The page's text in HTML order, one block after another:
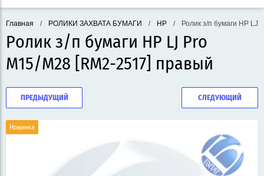
Главная / РОЛИКИ ЗАХВАТА БУМАГИ / HP / Ролик з/п бумаги HP LJ
Ролик з/п бумаги HP LJ Pro
M15/M28 [RM2-2517] правый
ПРЕДЫДУЩИЙ СЛЕДУЮЩИЙ
Новинка